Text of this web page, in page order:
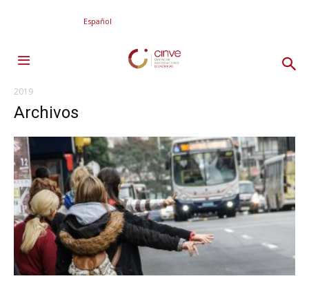
Español
2019
Archivos